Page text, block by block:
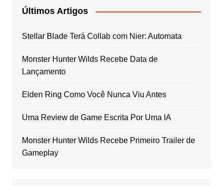
Últimos Artigos
Stellar Blade Terá Collab com Nier: Automata
Monster Hunter Wilds Recebe Data de
Lançamento
Elden Ring Como Você Nunca Viu Antes
Uma Review de Game Escrita Por Uma IA
Monster Hunter Wilds Recebe Primeiro Trailer de
Gameplay